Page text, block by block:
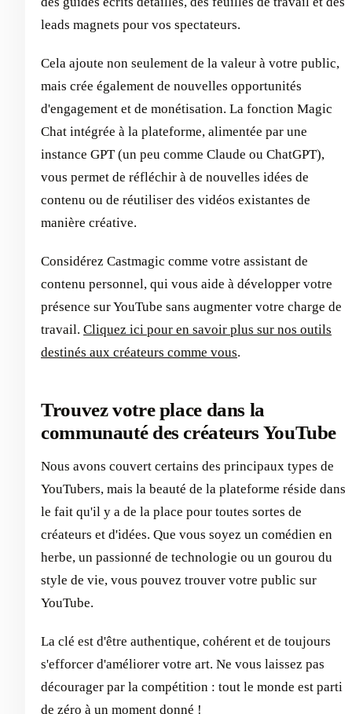
leads magnets pour vos spectateurs.
Cela ajoute non seulement de la valeur à votre public,
mais crée également de nouvelles opportunités
d'engagement et de monétisation. La fonction Magic
Chat intégrée à la plateforme, alimentée par une
instance GPT (un peu comme Claude ou ChatGPT),
vous permet de réfléchir à de nouvelles idées de
contenu ou de réutiliser des vidéos existantes de
manière créative.
Considérez Castmagic comme votre assistant de
contenu personnel, qui vous aide à développer votre
présence sur YouTube sans augmenter votre charge de
travail. Cliquez ici pour en savoir plus sur nos outils
destinés aux créateurs comme vous.
Trouvez votre place dans la
communauté des créateurs YouTube
Nous avons couvert certains des principaux types de
YouTubers, mais la beauté de la plateforme réside dans
le fait qu'il y a de la place pour toutes sortes de
créateurs et d'idées. Que vous soyez un comédien en
herbe, un passionné de technologie ou un gourou du
style de vie, vous pouvez trouver votre public sur
YouTube.
La clé est d'être authentique, cohérent et de toujours
s'efforcer d'améliorer votre art. Ne vous laissez pas
décourager par la compétition : tout le monde est parti
de zéro à un moment donné !